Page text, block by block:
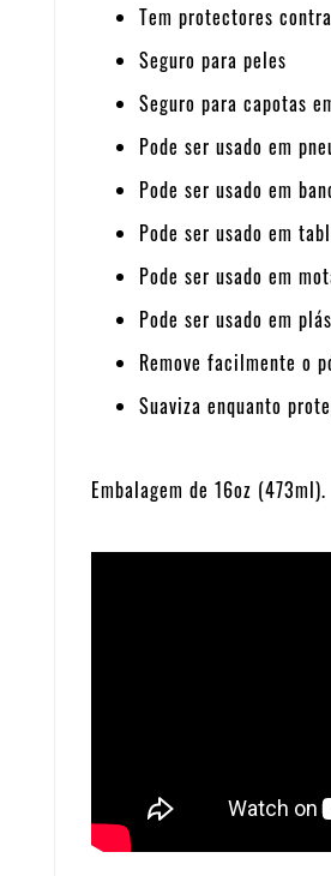
Tem protectores
Seguro para peles
Seguro para capotas
Pode ser usado em
Pode ser usado em
Pode ser usado em
Pode ser usado em
Pode ser usado em
Remove facilmente o
Suaviza enquanto
Embalagem de 16oz (473ml).